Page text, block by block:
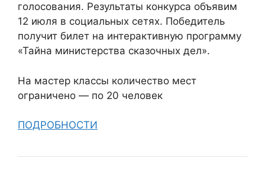
голосования. Результаты конкурса объявим
12 июля в социальных сетях. Победитель
получит билет на интерактивную программу
«Тайна министерства сказочных дел».
На мастер классы количество мест
ограничено — по 20 человек
ПОДРОБНОСТИ